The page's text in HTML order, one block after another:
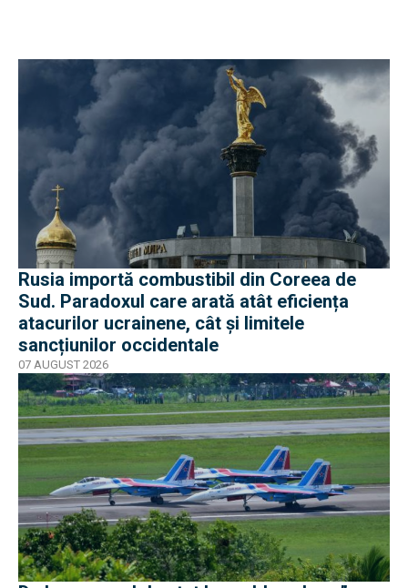
Rusia importă combustibil din Coreea de
Sud. Paradoxul care arată atât eficiența
atacurilor ucrainene, cât și limitele
sancțiunilor occidentale
07 AUGUST 2026